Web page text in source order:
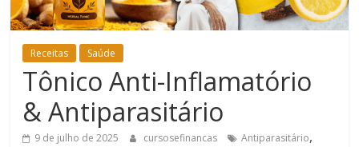
Receitas Saúde
Tônico Anti-Inflamatório
& Antiparasitário
9 de julho de 2025 cursosefinancas Antiparasitário,